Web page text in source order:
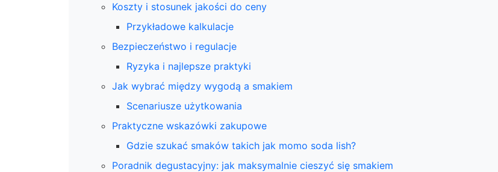
Koszty i stosunek jakości do ceny
Przykładowe kalkulacje
Bezpieczeństwo i regulacje
Ryzyka i najlepsze praktyki
Jak wybrać między wygodą a smakiem
Scenariusze użytkowania
Praktyczne wskazówki zakupowe
Gdzie szukać smaków takich jak momo soda lish?
Poradnik degustacyjny: jak maksymalnie cieszyć się smakiem